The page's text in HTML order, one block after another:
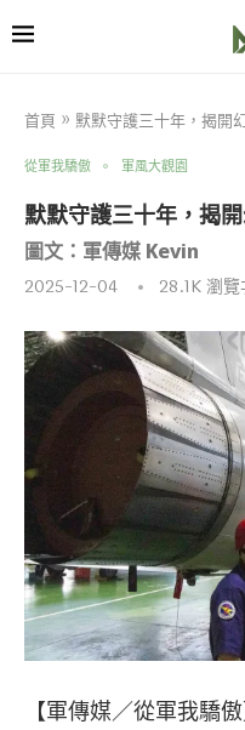
首頁 » 默默守護三十年，揭開
從軍我驕傲 軍風大觀園
默默守護三十年，揭
圖文：軍傳媒 Kevin
2025-12-04 28.1K瀏覽
【軍傳媒／從軍我驕